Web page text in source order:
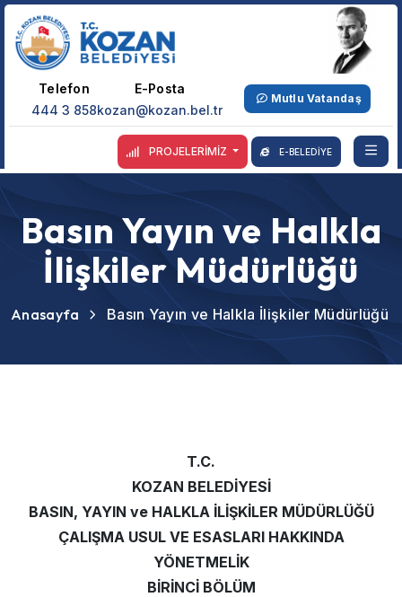
Telefon
444 3 858
E-Posta
kozan@kozan.bel.tr
Mutlu Vatandaş
PROJELERİMİZ E-BELEDİYE
Basın Yayın ve Halkla
İlişkiler Müdürlüğü
Anasayfa Basın Yayın ve Halkla İlişkiler Müdürlüğü
T.C.
KOZAN BELEDİYESİ
BASIN, YAYIN ve HALKLA İLİŞKİLER MÜDÜRLÜĞÜ
ÇALIŞMA USUL VE ESASLARI HAKKINDA
YÖNETMELİK
BİRİNCİ BÖLÜM